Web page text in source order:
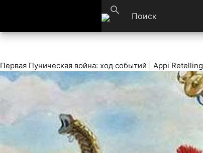
search
Первая Пуническая война: ход событий | Appi Retelling